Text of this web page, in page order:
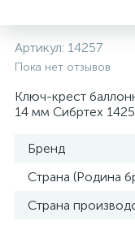
Артикул: 14257
Пока нет отзывов
Ключ-крест
14 мм Сибртех
Бренд
Страна (Родина
Страна